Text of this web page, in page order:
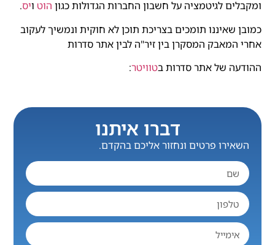
ומקבלים לגיטמציה על חשבון החברות הגדולות כגון הוט ויס.
כמובן שאיננו תומכים בצריכת תוכן לא חוקית ונמשיך לעקוב
אחרי המאבק המסקרן בין זיר"ה לבין אתר סדרות
ההודעה של אתר סדרות בטוויטר:
דברו איתנו
השאירו פרטים ונחזור אליכם בהקדם.